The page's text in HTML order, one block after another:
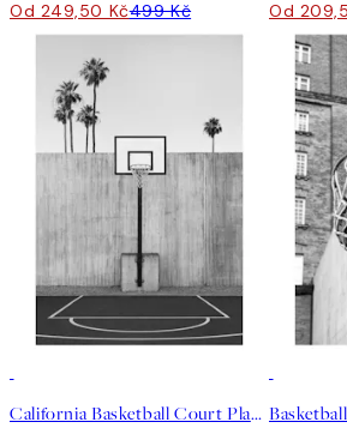
Od 249,50 Kč499 Kč Od
California Basketball Court Plakát